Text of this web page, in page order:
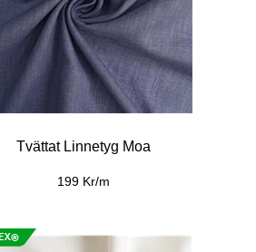
Tvättat Linnetyg Moa
199 Kr/m